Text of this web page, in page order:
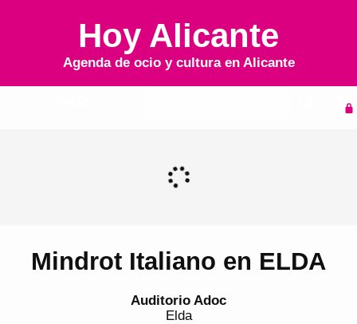
Hoy Alicante
Agenda de ocio y cultura en Alicante
Mindrot Italiano en ELDA
Auditorio Adoc
Elda